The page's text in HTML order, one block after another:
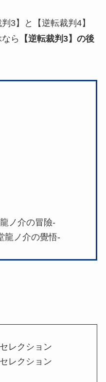
3】と【逆転裁判4】
ら
【逆転裁判3】の後
ノ介の冒險-
龍ノ介の覺悟-
レクション
レクション